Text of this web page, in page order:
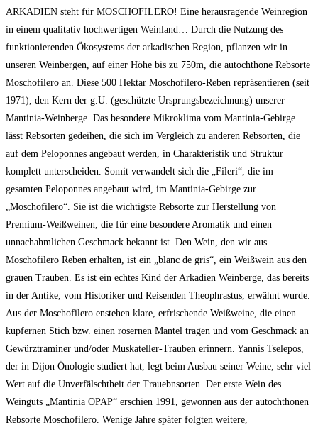
ARKADIEN steht für MOSCHOFILERO! Eine herausragende Weinregion
in einem qualitativ hochwertigen Weinland… Durch die Nutzung des
funktionierenden Ökosystems der arkadischen Region, pflanzen wir in
unseren Weinbergen, auf einer Höhe bis zu 750m, die autochthone Rebsorte
Moschofilero an. Diese 500 Hektar Moschofilero-Reben repräsentieren (seit
1971), den Kern der g.U. (geschützte Ursprungsbezeichnung) unserer
Mantinia-Weinberge. Das besondere Mikroklima vom Mantinia-Gebirge
lässt Rebsorten gedeihen, die sich im Vergleich zu anderen Rebsorten, die
auf dem Peloponnes angebaut werden, in Charakteristik und Struktur
komplett unterscheiden. Somit verwandelt sich die „Fileri“, die im
gesamten Peloponnes angebaut wird, im Mantinia-Gebirge zur
„Moschofilero“. Sie ist die wichtigste Rebsorte zur Herstellung von
Premium-Weißweinen, die für eine besondere Aromatik und einen
unnachahmlichen Geschmack bekannt ist. Den Wein, den wir aus
Moschofilero Reben erhalten, ist ein „blanc de gris“, ein Weißwein aus den
grauen Trauben. Es ist ein echtes Kind der Arkadien Weinberge, das bereits
in der Antike, vom Historiker und Reisenden Theophrastus, erwähnt wurde.
Aus der Moschofilero enstehen klare, erfrischende Weißweine, die einen
kupfernen Stich bzw. einen rosernen Mantel tragen und vom Geschmack an
Gewürztraminer und/oder Muskateller-Trauben erinnern. Yannis Tselepos,
der in Dijon Önologie studiert hat, legt beim Ausbau seiner Weine, sehr viel
Wert auf die Unverfälschtheit der Trauebnsorten. Der erste Wein des
Weinguts „Mantinia OPAP“ erschien 1991, gewonnen aus der autochthonen
Rebsorte Moschofilero. Wenige Jahre später folgten weitere,